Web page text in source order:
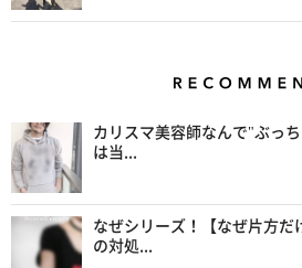
カリスマ美容師なんで"ぶっ
は当...
なぜシリーズ！【なぜ片方だ
の対処...